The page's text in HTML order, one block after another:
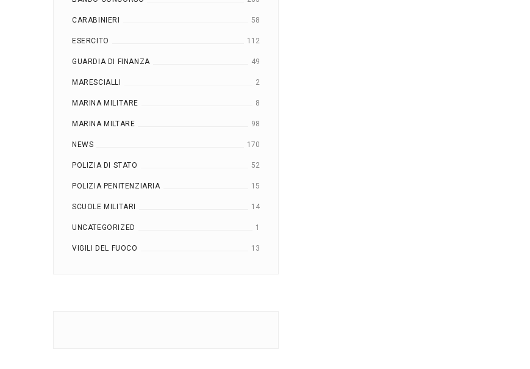
CARABINIERI 58
ESERCITO 112
GUARDIA DI FINANZA 49
MARESCIALLI 2
MARINA MILITARE 8
MARINA MILTARE 98
NEWS 170
POLIZIA DI STATO 52
POLIZIA PENITENZIARIA 15
SCUOLE MILITARI 14
UNCATEGORIZED 1
VIGILI DEL FUOCO 13